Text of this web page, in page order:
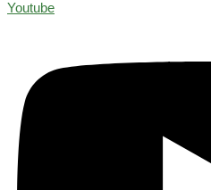
Youtube